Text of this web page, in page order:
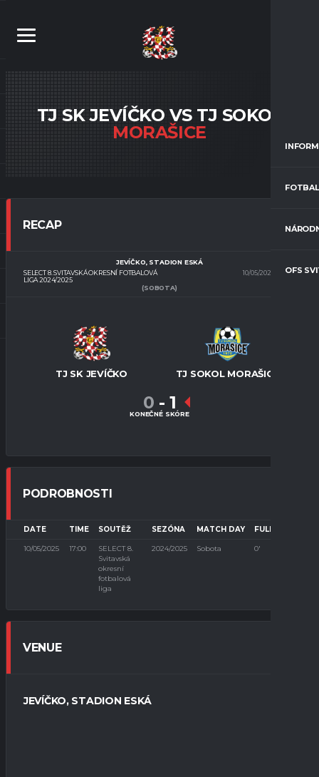
OFS
TJ SK JEVÍČKO VS TJ SOKOL
MORAŠICE
RECAP
SELECT 8. SVITAVSKÁ OKRESNÍ FOTBALOVÁ
LIGA 2024/2025
JEVÍČKO, STADION ESKÁ
10/05/2025
17:00
(SOBOTA)
TJ SK JEVÍČKO TJ SOKOL MORAŠICE
0 - 1
KONEČNÉ SKÓRE
PODROBNOSTI
DATE TIME SOUTĚŽ SEZÓNA MATCH DAY FULL TIME
10/05/2025 17:00
SELECT 8.
Svitavská
okresní
fotbalová
liga
2024/2025 Sobota 0'
VENUE
JEVÍČKO, STADION ESKÁ